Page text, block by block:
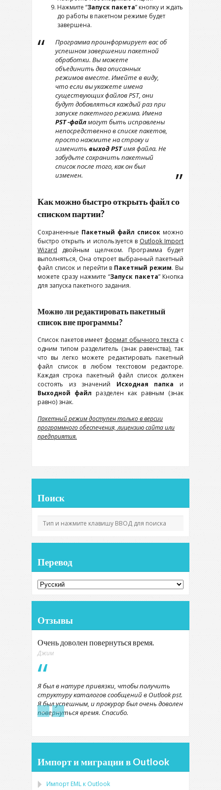
Нажмите “Запуск пакета” кнопку и ждать
до работы в пакетном режиме будет
завершена.
Программа проинформирует вас об
успешном завершении пакетной
обработки. Вы можете
объединить два описанных
режимов вместе. Имейте в виду,
что если вы укажете имена
существующих файлов PST, они
будут добавляться каждый раз при
запуске пакетного режима. Имена
PST -файлмогут быть исправлены
непосредственно в списке пакетов,
просто нажмите на строку и
изменить выход PSTимя файла. Не
забудьте сохранить пакетный
список после того, как он был
изменен.
Как можно быстро открыть файл со
списком партии?
Сохраненные Пакетный файл список можно
быстро открыть и используется в Outlook Import
Wizard двойным щелчком. Программа будет
выполняться, Она откроет выбранный пакетный
файл список и перейти в Пакетный режим. Вы
можете сразу нажмите “Запуск пакета” Кнопка
для запуска пакетного задания.
Можно ли редактировать пакетный
список вне программы?
Список пакетов имеет формат обычного текста с
одним типом разделитель (знак равенства), так
что вы легко можете редактировать пакетный
файл список в любом текстовом редакторе.
Каждая строка пакетный файл список должен
состоять из значений Исходная папка и
Выходной файл разделен как равным (знак
равно) знак.
Пакетный режим доступен только в версии
программного обеспечения, лицензию сайта или
предприятия.
Поиск
Перевод
Отзывы
Очень доволен повернуться время.
Джим
Я был в натуре привязки, чтобы получить
структуру каталогов сообщений в Outlook pst.
Я был успешным, и прокурор был очень доволен
повернуться время. Спасибо.
← →
Импорт и миграции в Outlook
Импорт EML к Outlook